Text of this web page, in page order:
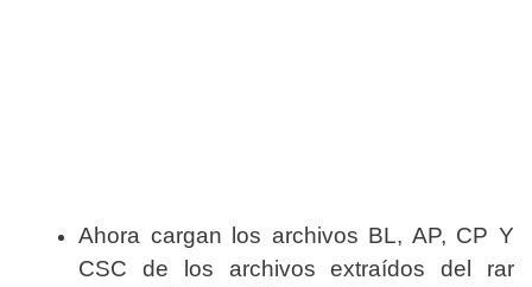
Ahora cargan los archivos BL, AP, CP Y
CSC de los archivosextraídos del rar